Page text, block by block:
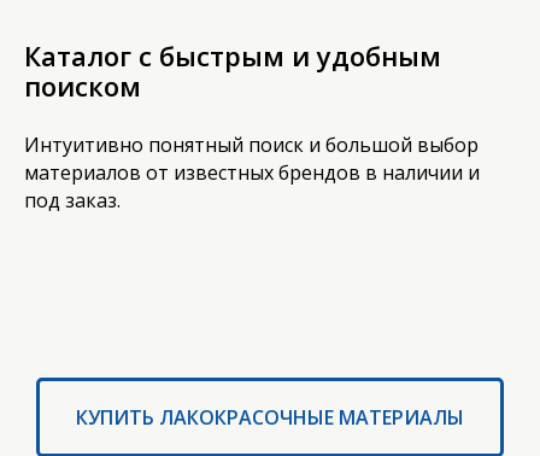
Каталог с быстрым и удобным
поиском
Интуитивно понятный поиск и большой выбор
материалов от известных брендов в наличии и
под заказ.
КУПИТЬ ЛАКОКРАСОЧНЫЕ МАТЕРИАЛЫ